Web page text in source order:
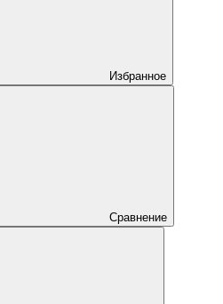
Избранное
Сравнение